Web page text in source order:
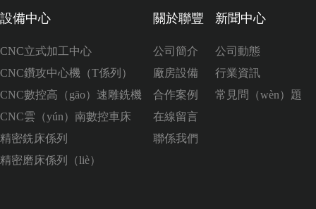
設備中心
CNC立式加工中心
CNC鑽攻中心機（T係列）
CNC數控高（gāo）速雕銑機
CNC雲（yún）南數控車床
精密銑床係列
精密磨床係列（liè）
關於聯豐
公司簡介
廠房設備
合作案例
在線留言
聯係我們
新聞中心
公司動態
行業資訊
常見問（wèn）題